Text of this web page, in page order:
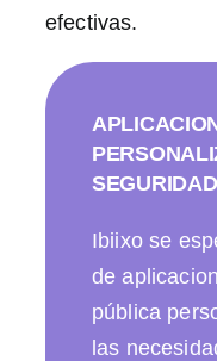
efectivas.
Ibiixo se
de
pública
las